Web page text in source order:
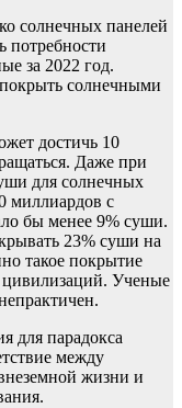
солнечных панелей
потребности
за 2022 год.
покрыть солнечными
достичь 10
Даже при
для солнечных
миллиардов с
бы менее 9% суши.
23% суши на
такое покрытие
Ученые
для парадокса
между
жизни и